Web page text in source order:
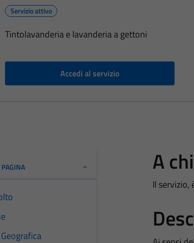
Servizio attivo
Tintolavanderia e lavanderia a gettoni
Accedi al servizio
A
Il